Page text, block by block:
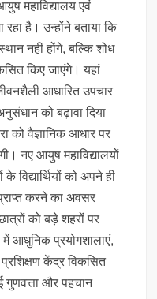
महाविद्यालय एवं
है। उन्होंने बताया कि
नहीं होंगे, बल्कि शोध
किए जाएंगे। यहां
आधारित उपचार
को बढ़ावा दिया
को वैज्ञानिक आधार पर
नए आयुष महाविद्यालयों
विद्यार्थियों को अपने ही
करने का अवसर
को बड़े शहरों पर
में आधुनिक प्रयोगशालाएं,
केंद्र विकसित
गुणवत्ता और पहचान